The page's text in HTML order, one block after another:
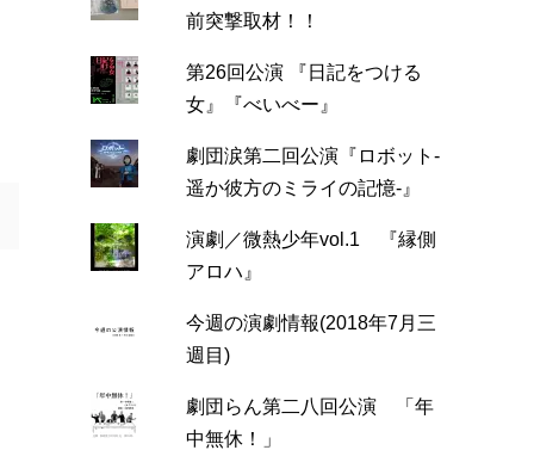
前突撃取材！！
第26回公演 『日記をつける
女』『べいべー』
劇団涙第二回公演『ロボット-
遥か彼方のミライの記憶-』
演劇／微熱少年vol.1 『縁側
アロハ』
今週の演劇情報(2018年7月三
週目)
劇団らん第二八回公演 「年
中無休！」